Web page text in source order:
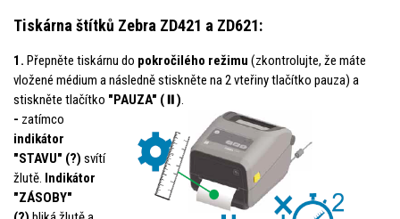
Tiskárna štítků Zebra ZD421 a ZD621:
1. Přepněte tiskárnu do pokročilého režimu (zkontrolujte, že máte
vložené médium a následně stiskněte na 2 vteřiny tlačítko pauza) a
stiskněte tlačítko "PAUZA" (⏸️).
- zatímco
indikátor
"STAVU" (?) svítí
žlutě. Indikátor
"ZÁSOBY"